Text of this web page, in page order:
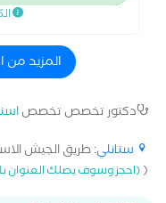
المزيد
دكتور تخصص تخصص
ستانلي: طريق الجيش
((احجز وسوف يصلك العنوان